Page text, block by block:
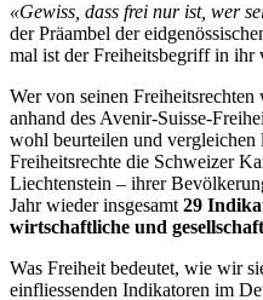
«Gewiss, dass frei nur ist, wer
der Präambel der
mal ist der Freiheitsbegriff in ihr
Wer von seinen
anhand des Avenir-Suisse-
wohl beurteilen und vergleichen
Freiheitsrechte die Schweizer
Liechtenstein – ihrer
Jahr wieder insgesamt 29
wirtschaftliche und
Was Freiheit bedeutet, wie wir
einfliessenden Indikatoren im